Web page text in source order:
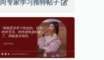
向专家学习推特帖子